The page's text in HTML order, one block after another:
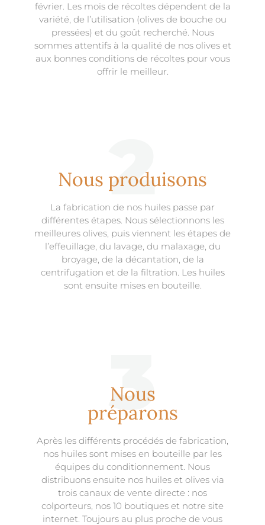
février. Les mois de récoltes dépendent de la
variété, de l’utilisation (olives de bouche ou
pressées) et du goût recherché. Nous
sommes attentifs à la qualité de nos olives et
aux bonnes conditions de récoltes pour vous
offrir le meilleur.
2
Nous produisons
La fabrication de nos huiles passe par
différentes étapes. Nous sélectionnons les
meilleures olives, puis viennent les étapes de
l’effeuillage, du lavage, du malaxage, du
broyage, de la décantation, de la
centrifugation et de la filtration. Les huiles
sont ensuite mises en bouteille.
3
Nous
préparons
Après les différents procédés de fabrication,
nos huiles sont mises en bouteille par les
équipes du conditionnement. Nous
distribuons ensuite nos huiles et olives via
trois canaux de vente directe : nos
colporteurs , nos 10 boutiques et notre site
internet. Toujours au plus proche de vous